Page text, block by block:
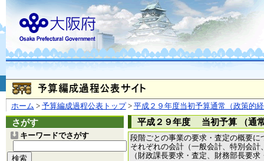
ホーム > 予算編成過程公表トップ> 平成２９年度当初予算通常（政策的
さがす
キーワードでさがす
平成２９年度 当初予算 （通
段階ごとの事業の要求・査定の概要に
それぞれの会計（一般会計、特別会
（財政課長要求・査定、財務部長要
お問合せ
大阪府
（法人番号 4000020270008）
本庁 〒540-8570
大阪市
〒559-8555